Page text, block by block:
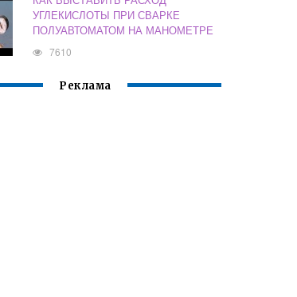
УГЛЕКИСЛОТЫ ПРИ СВАРКЕ
ПОЛУАВТОМАТОМ НА МАНОМЕТРЕ
7610
Реклама